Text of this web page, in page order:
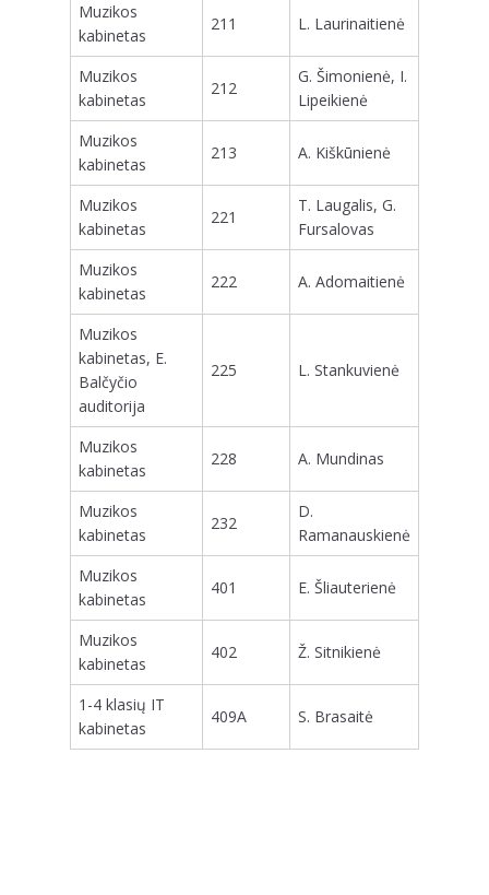
Muzikos
kabinetas
211 L. Laurinaitienė
Muzikos
kabinetas
212
G. Šimonienė, I.
Lipeikienė
Muzikos
kabinetas
213 A. Kiškūnienė
Muzikos
kabinetas
221
T. Laugalis, G.
Fursalovas
Muzikos
kabinetas
222 A. Adomaitienė
Muzikos
kabinetas, E.
Balčyčio
auditorija
225 L. Stankuvienė
Muzikos
kabinetas
228 A. Mundinas
Muzikos
kabinetas
232
D.
Ramanauskienė
Muzikos
kabinetas
401 E. Šliauterienė
Muzikos
kabinetas
402 Ž. Sitnikienė
1-4 klasių IT
kabinetas
409A S. Brasaitė